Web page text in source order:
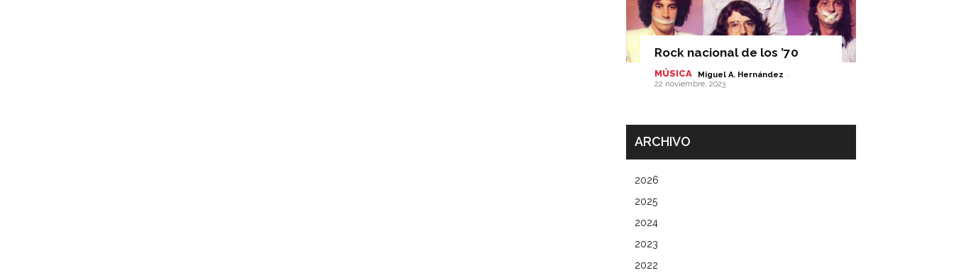
Rock nacional de los ’70
MÚSICA Miguel A. Hernández -
22 noviembre, 2023
ARCHIVO
2026
2025
2024
2023
2022